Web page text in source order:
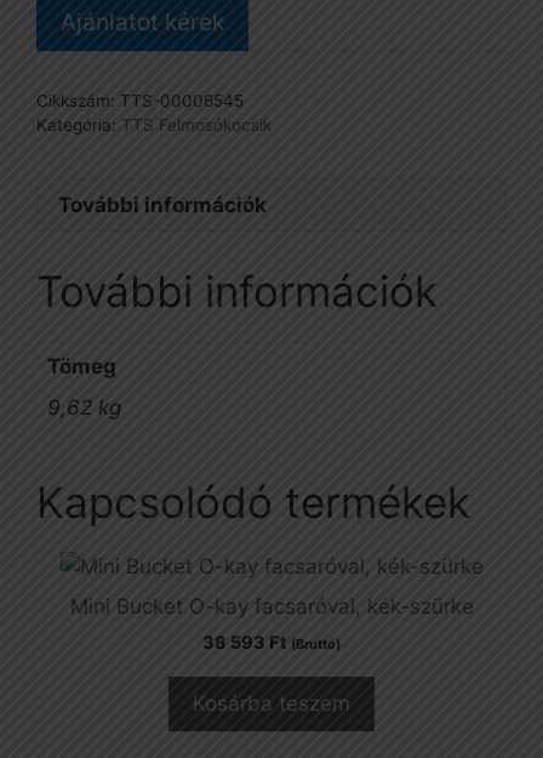
Ajánlatot kérek
Cikkszám: TTS-00006545
Kategória: TTS Felmosókocsik
További információk
További információk
Tömeg
9,62 kg
Kapcsolódó termékek
Mini Bucket O-kay facsaróval, kék-szürke
38 593 Ft (Bruttó)
Kosárba teszem